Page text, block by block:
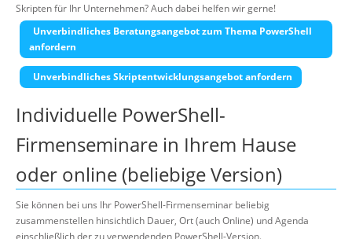
Skripten für Ihr Unternehmen? Auch dabei helfen wir gerne!
Unverbindliches Beratungsangebot zum Thema PowerShell
anfordern
Unverbindliches Skriptentwicklungsangebot anfordern
Individuelle PowerShell-
Firmenseminare in Ihrem Hause
oder online (beliebige Version)
Sie können bei uns Ihr PowerShell-Firmenseminar beliebig
zusammenstellen hinsichtlich Dauer, Ort (auch Online) und Agenda
einschließlich der zu verwendenden PowerShell-Version.